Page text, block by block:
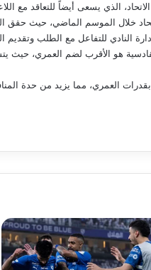
الذي يسعى أيضاً للتعاقد مع
خلال الموسم الماضي، حيث حقق
النادي للتفاعل مع الطلب وتقديم
هو الأقرب لضم العمري، حيث
بقدرات العمري، مما يزيد من حدة